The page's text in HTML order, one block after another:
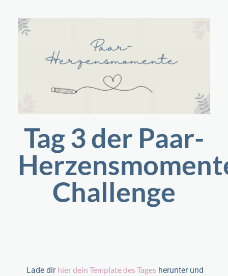
Tag 3 der Paar-
Challenge
Lade dir hier dein Template des Tages herunter und